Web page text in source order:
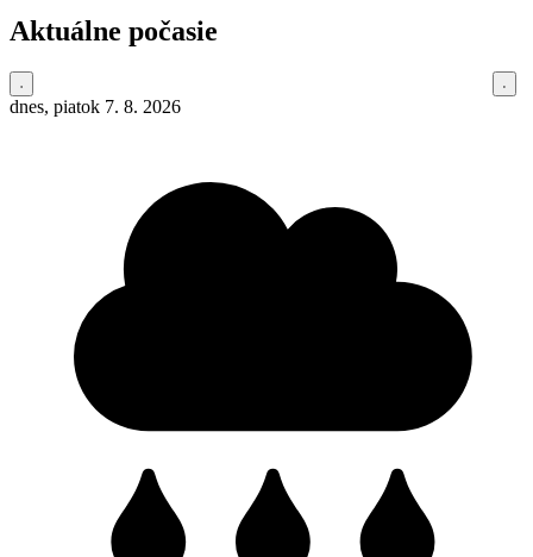
Aktuálne počasie
dnes, piatok 7. 8. 2026